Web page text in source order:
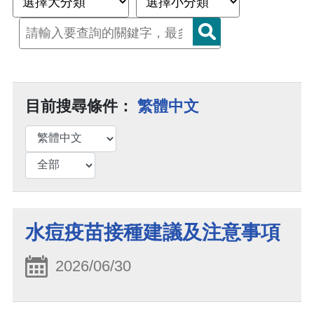
目前搜尋條件： 繁體中文
水痘疫苗接種建議及注意事項
2026/06/30